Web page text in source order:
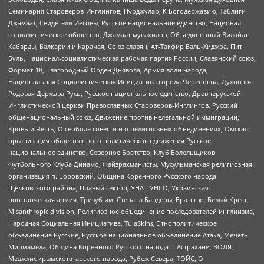
Семинария Староверов-Инглингов, Нурджулар, К Богодержавию, Таблиги
Джамаат, Свидетели Иеговы, Русское национальное единство, Национал-
социалистическое общество, Джамаат мувахидов, Объединенный Вилайат
Кабарды, Балкарии и Карачая, Союз славян, Ат-Такфир Валь-Хиджра, Пит
Буль, Национал-социалистическая рабочая партия России, Славянский союз,
Формат-18, Благородный Орден Дьявола, Армия воли народа,
Национальная Социалистическая Инициатива города Череповца, Духовно-
Родовая Держава Русь, Русское национальное единство, Древнерусской
Инглистической церкви Православных Староверов-Инглингов, Русский
общенациональный союз, Движение против нелегальной иммиграции,
Кровь и Честь, О свободе совести и о религиозных объединениях, Омская
организация общественного политического движения Русское
национальное единство, Северное Братство, Клуб Болельщиков
Футбольного Клуба Динамо, Файзрахманисты, Мусульманская религиозная
организация п. Боровский, Община Коренного Русского народа
Щелковского района, Правый сектор, УНА - УНСО, Украинская
повстанческая армия, Тризуб им. Степана Бандеры, Братство, Белый Крест,
Misanthropic division, Религиозное объединение последователей инглиизма,
Народная Социальная Инициатива, TulaSkins, Этнополитическое
объединение Русские, Русское национальное объединение Атака, Мечеть
Мирмамеда, Община Коренного Русского народа г. Астрахани, ВОЛЯ,
Меджлис крымскотатарского народа, Рубеж Севера, ТОЙС, О